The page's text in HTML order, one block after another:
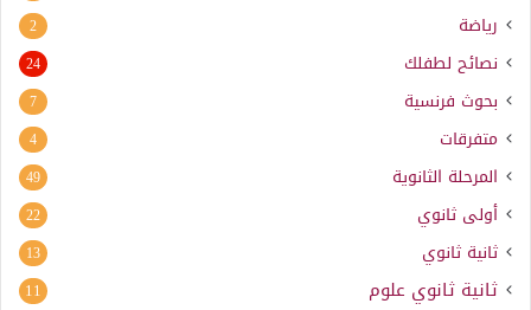
رياضة 2
نصائح لطفلك 24
بحوث فرنسية 7
متفرقات 4
المرحلة الثانوية 49
أولى ثانوي 22
ثانية ثانوي 13
ثانية ثانوي علوم 11